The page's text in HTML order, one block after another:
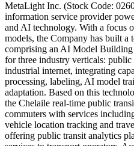
MetaLight Inc. (Stock Code:
information service provider
and AI technology. With a focus
models, the Company has built a
comprising an AI Model
for three industry verticals:
industrial internet, integrating
processing, labeling, AI model
adaptation. Based on this
the Chelaile real-time public
commuters with services
vehicle location tracking and
offering public transit analytics